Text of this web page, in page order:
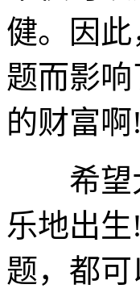
健。因
题而影
的财富啊!
希望大
乐地出
题，都